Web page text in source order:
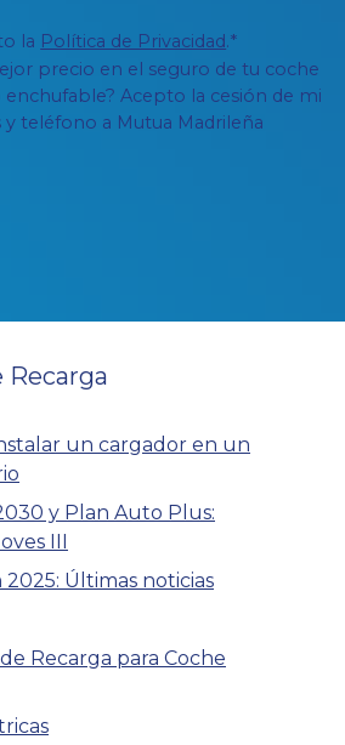
la Política de Privacidad.*
precio en el seguro de tu coche
Acepto la cesión de mi
teléfono a Mutua Madrileña
Recarga
un cargador en un
y Plan Auto Plus:
III
2025: Últimas noticias
Recarga para Coche